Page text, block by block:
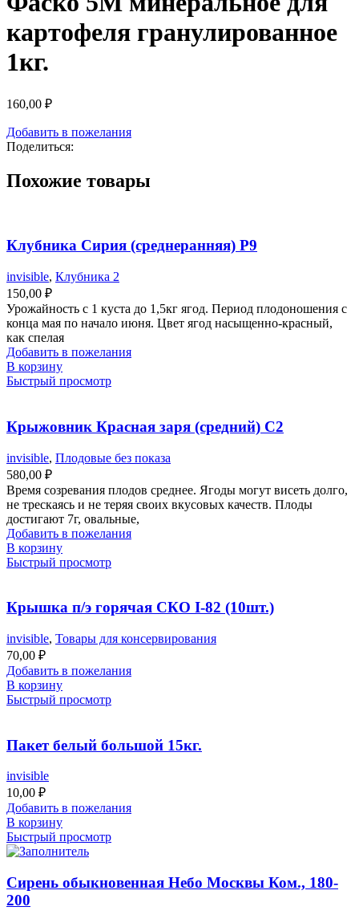
картофеля гранулированное
1кг.
160,00 ₽
Добавить в пожелания
Поделиться:
Похожие товары
Клубника Сирия (среднеранняя) Р9
invisible, Клубника 2
150,00 ₽
Урожайность с 1 куста до 1,5кг ягод. Период плодоношения с
конца мая по начало июня. Цвет ягод насыщенно-красный,
как спелая
Добавить в пожелания
В корзину
Быстрый просмотр
Крыжовник Красная заря (средний) С2
invisible, Плодовые без показа
580,00 ₽
Время созревания плодов среднее. Ягоды могут висеть долго,
не трескаясь и не теряя своих вкусовых качеств. Плоды
достигают 7г, овальные,
Добавить в пожелания
В корзину
Быстрый просмотр
Крышка п/э горячая СКО I-82 (10шт.)
invisible, Товары для консервирования
70,00 ₽
Добавить в пожелания
В корзину
Быстрый просмотр
Пакет белый большой 15кг.
invisible
10,00 ₽
Добавить в пожелания
В корзину
Быстрый просмотр
Сирень обыкновенная Небо Москвы Ком., 180-
200